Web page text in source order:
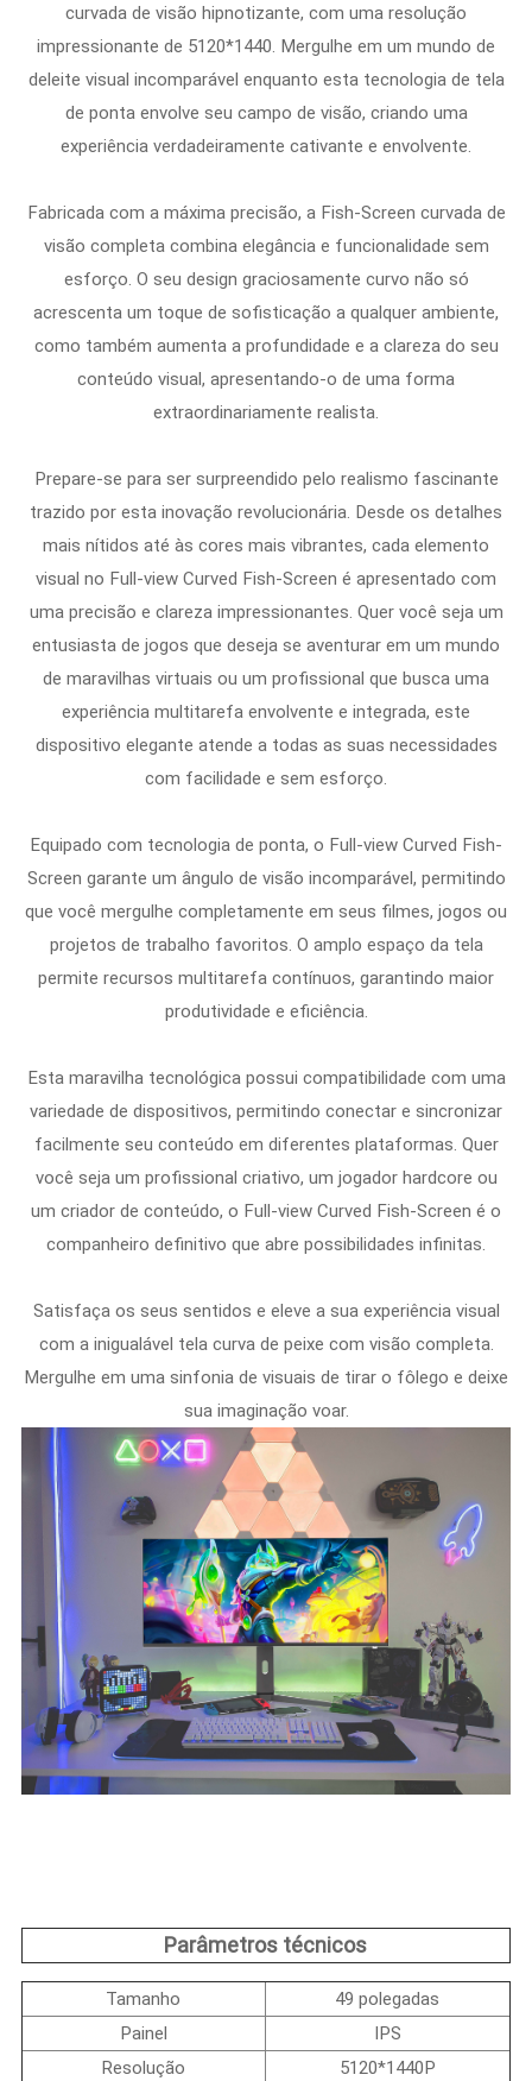
curvada de visão hipnotizante, com uma resolução
impressionante de 5120*1440. Mergulhe em um mundo de
deleite visual incomparável enquanto esta tecnologia de tela
de ponta envolve seu campo de visão, criando uma
experiência verdadeiramente cativante e envolvente.
Fabricada com a máxima precisão, a Fish-Screen curvada de
visão completa combina elegância e funcionalidade sem
esforço. O seu design graciosamente curvo não só
acrescenta um toque de sofisticação a qualquer ambiente,
como também aumenta a profundidade e a clareza do seu
conteúdo visual, apresentando-o de uma forma
extraordinariamente realista.
Prepare-se para ser surpreendido pelo realismo fascinante
trazido por esta inovação revolucionária. Desde os detalhes
mais nítidos até às cores mais vibrantes, cada elemento
visual no Full-view Curved Fish-Screen é apresentado com
uma precisão e clareza impressionantes. Quer você seja um
entusiasta de jogos que deseja se aventurar em um mundo
de maravilhas virtuais ou um profissional que busca uma
experiência multitarefa envolvente e integrada, este
dispositivo elegante atende a todas as suas necessidades
com facilidade e sem esforço.
Equipado com tecnologia de ponta, o Full-view Curved Fish-
Screen garante um ângulo de visão incomparável, permitindo
que você mergulhe completamente em seus filmes, jogos ou
projetos de trabalho favoritos. O amplo espaço da tela
permite recursos multitarefa contínuos, garantindo maior
produtividade e eficiência.
Esta maravilha tecnológica possui compatibilidade com uma
variedade de dispositivos, permitindo conectar e sincronizar
facilmente seu conteúdo em diferentes plataformas. Quer
você seja um profissional criativo, um jogador hardcore ou
um criador de conteúdo, o Full-view Curved Fish-Screen é o
companheiro definitivo que abre possibilidades infinitas.
Satisfaça os seus sentidos e eleve a sua experiência visual
com a inigualável tela curva de peixe com visão completa.
Mergulhe em uma sinfonia de visuais de tirar o fôlego e deixe
sua imaginação voar.
Parâmetros técnicos
Tamanho
49 polegadas
Painel
IPS
Resolução
5120*1440P